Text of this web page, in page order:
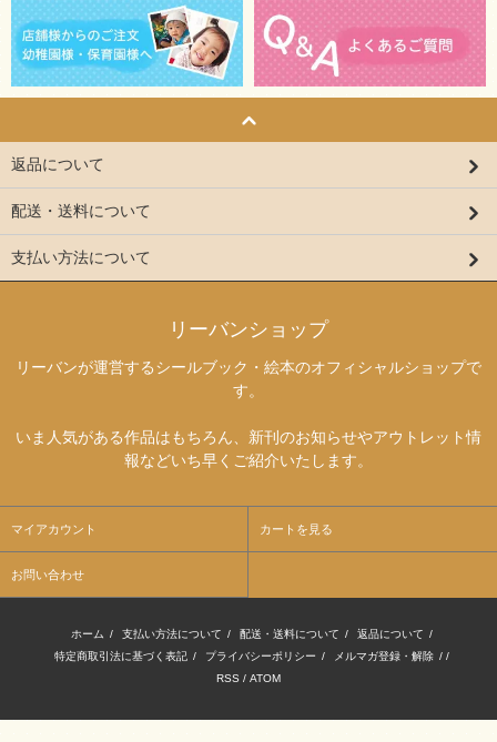
返品について
配送・送料について
支払い方法について
リーバンショップ
リーバンが運営するシールブック・絵本のオフィシャルショップで
す。
いま人気がある作品はもちろん、新刊のお知らせやアウトレット情
報などいち早くご紹介いたします。
マイアカウント カートを見る
お問い合わせ
ホーム / 支払い方法について / 配送・送料について / 返品について /
特定商取引法に基づく表記 / プライバシーポリシー / メルマガ登録・解除 / /
RSS / ATOM